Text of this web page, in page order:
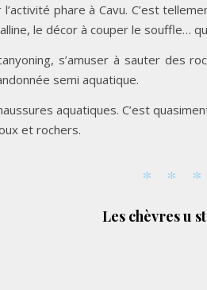
phare à Cavu. C’est
le décor à couper le souffle…
s’amuser à sauter des
semi aquatique.
aquatiques. C’est
et rochers.
Les chèvres u